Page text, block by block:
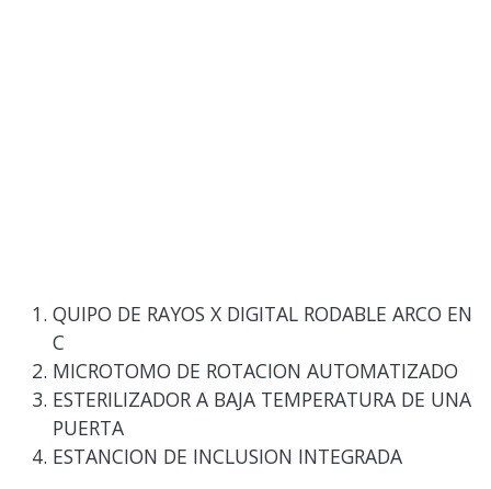
QUIPO DE RAYOS X DIGITAL RODABLE ARCO EN
C
MICROTOMO DE ROTACION AUTOMATIZADO
ESTERILIZADOR A BAJA TEMPERATURA DE UNA
PUERTA
ESTANCION DE INCLUSION INTEGRADA